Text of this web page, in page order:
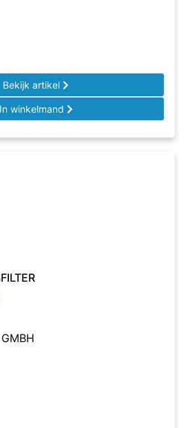
Bekijk artikel
In winkelmand